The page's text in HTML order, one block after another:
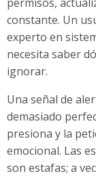
constante. Un
experto en
necesita saber
ignorar.
Una señal de
demasiado
presiona y la
emocional. Las
son estafas; a